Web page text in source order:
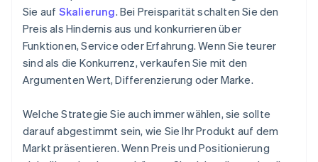
Sie auf Skalierung. Bei Preisparität schalten Sie den
Preis als Hindernis aus und konkurrieren über
Funktionen, Service oder Erfahrung. Wenn Sie teurer
sind als die Konkurrenz, verkaufen Sie mit den
Argumenten Wert, Differenzierung oder Marke.
Welche Strategie Sie auch immer wählen, sie sollte
darauf abgestimmt sein, wie Sie Ihr Produkt auf dem
Markt präsentieren. Wenn Preis und Positionierung